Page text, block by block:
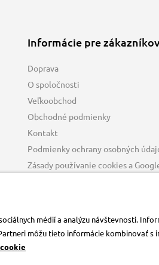
Informácie pre zákazníkov
Doprava
O spoločnosti
Veľkoobchod
Obchodné podmienky
Kontakt
Podmienky ochrany osobných
Zásady používanie cookies a
médií a analýzu návštevnosti.
môžu tieto informácie kombinovať